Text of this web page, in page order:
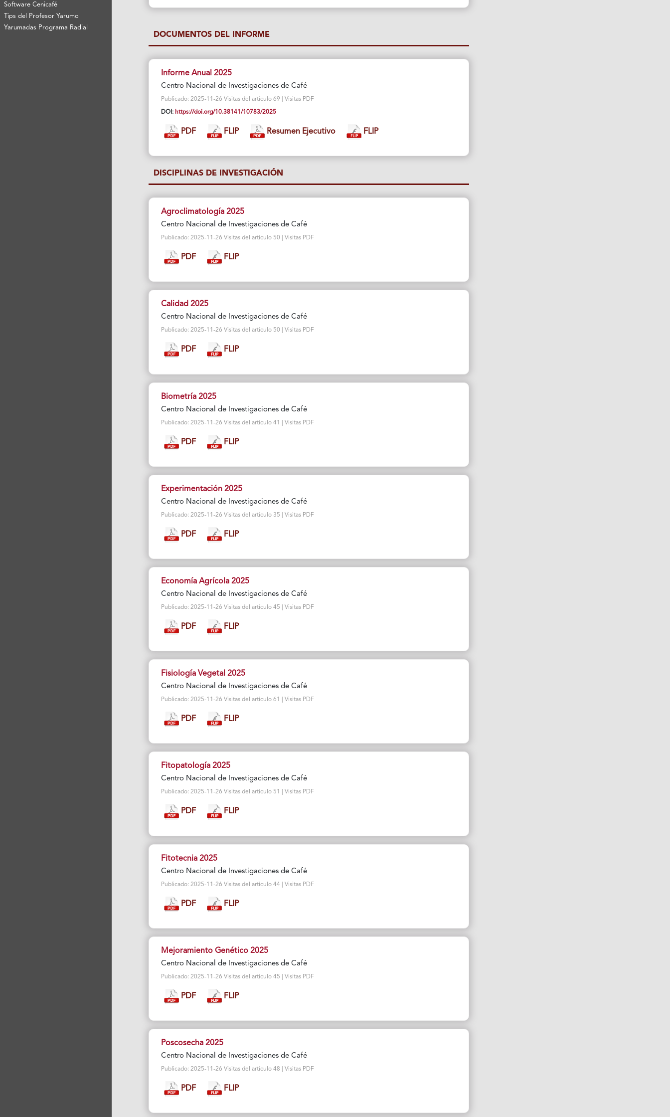
Software Cenicafé
Tips del Profesor Yarumo
Yarumadas Programa Radial
DOCUMENTOS DEL INFORME
Informe Anual 2025
Centro Nacional de Investigaciones de Café
Publicado: 2025-11-26 Visitas del artículo 69 | Visitas PDF
DOI: https://doi.org/10.38141/10783/2025
PDF FLIP Resumen Ejecutivo FLIP
DISCIPLINAS DE INVESTIGACIÓN
Agroclimatología 2025
Centro Nacional de Investigaciones de Café
Publicado: 2025-11-26 Visitas del artículo 50 | Visitas PDF
PDF FLIP
Calidad 2025
Centro Nacional de Investigaciones de Café
Publicado: 2025-11-26 Visitas del artículo 50 | Visitas PDF
PDF FLIP
Biometría 2025
Centro Nacional de Investigaciones de Café
Publicado: 2025-11-26 Visitas del artículo 41 | Visitas PDF
PDF FLIP
Experimentación 2025
Centro Nacional de Investigaciones de Café
Publicado: 2025-11-26 Visitas del artículo 35 | Visitas PDF
PDF FLIP
Economía Agrícola 2025
Centro Nacional de Investigaciones de Café
Publicado: 2025-11-26 Visitas del artículo 45 | Visitas PDF
PDF FLIP
Fisiología Vegetal 2025
Centro Nacional de Investigaciones de Café
Publicado: 2025-11-26 Visitas del artículo 61 | Visitas PDF
PDF FLIP
Fitopatología 2025
Centro Nacional de Investigaciones de Café
Publicado: 2025-11-26 Visitas del artículo 51 | Visitas PDF
PDF FLIP
Fitotecnia 2025
Centro Nacional de Investigaciones de Café
Publicado: 2025-11-26 Visitas del artículo 44 | Visitas PDF
PDF FLIP
Mejoramiento Genético 2025
Centro Nacional de Investigaciones de Café
Publicado: 2025-11-26 Visitas del artículo 45 | Visitas PDF
PDF FLIP
Poscosecha 2025
Centro Nacional de Investigaciones de Café
Publicado: 2025-11-26 Visitas del artículo 48 | Visitas PDF
PDF FLIP